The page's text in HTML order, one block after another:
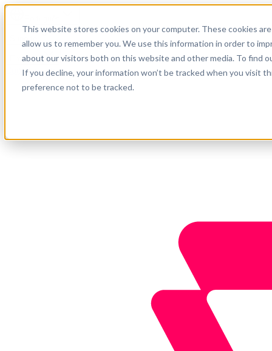
This website stores cookies on your computer. These cookies
allow us to remember you. We use this information in order to
about our visitors both on this website and other media. To find
If you decline, your information won’t be tracked when you visit
preference not to be tracked.
Suporte
Empresa
Comece agora